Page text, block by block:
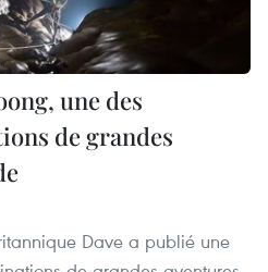
une des
de grandes
Dave a publié une